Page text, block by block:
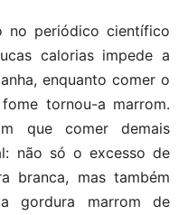
no periódico científico
calorias impede a
enquanto comer o
tornou-a marrom.
que comer demais
não só o excesso de
branca, mas também
gordura marrom de